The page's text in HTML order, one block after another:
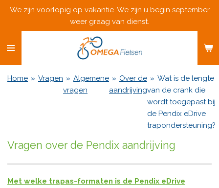
Ga
de
We zijn voorlopig op vakantie. We zijn u begin september
weer graag van dienst.
Home » Vragen » Algemene
vragen
» Over de
aandrijving
» Wat is de lengte
van de crank die
wordt toegepast bij
de Pendix eDrive
trapondersteuning?
Vragen over de Pendix aandrijving
Met welke trapas-formaten is de Pendix eDrive